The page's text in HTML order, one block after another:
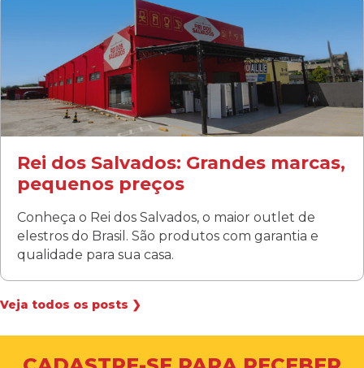
Rua Albino Beatriz, 100 - Fanny, Curitiba –PR
Segunda a sábado: 09h00 às 19h00
Domingo: FECHADA
ÚLTIMOS DIAS DE LIQUIDAÇÃO!
(41) 3411-1754
(41) 99249-4620
Rei dos Salvados: Grandes marcas,
pequenos preços
Conheça o Rei dos Salvados, o maior outlet de
elestros do Brasil. São produtos com garantia e
qualidade para sua casa.
Veja todos os posts ❯